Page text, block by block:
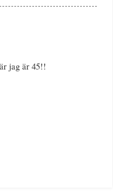
jag är 45!!